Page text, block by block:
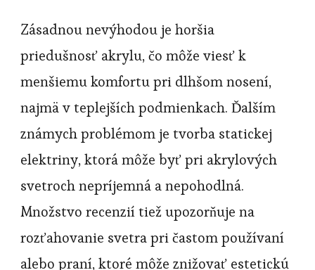
Zásadnou nevýhodou je horšia
priedušnosť akrylu, čo môže viesť k
menšiemu komfortu pri dlhšom nosení,
najmä v teplejších podmienkach. Ďalším
známych problémom je tvorba statickej
elektriny, ktorá môže byť pri akrylových
svetroch nepríjemná a nepohodlná.
Množstvo recenzií tiež upozorňuje na
rozťahovanie svetra pri častom používaní
alebo praní, ktoré môže znižovať estetickú